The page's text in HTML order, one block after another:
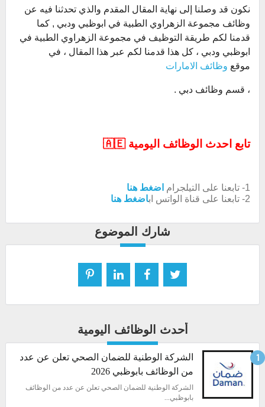
نكون قد وصلنا إلى نهاية المقال المقدم والذي تحدثنا فيه عن
وظائف مجموعة الزهراوي الطبية في ابوظبي ودبي , كما
قدمنا لكم طريقة التوظيف في مجموعة الزهراوي الطبية في
ابوظبي ودبي ، كل هذا قدمنا لكم عبر هذا المقال ، في
موقع وظائف الامارات
، قسم وظائف دبي .
تابع احدث الوظائف اليومية 🇦🇪
1- تابعنا على التيلجرام
اضغط هنا
2- تابعنا على قناة الواتس اب
اضغط هنا
شارك الموضوع
أحدث الوظائف اليومية
الشركة الوطنية للضمان الصحي تعلن عن عدد
من الوظائف بابوظبي 2026
الشركة الوطنية للضمان الصحي تعلن عن عدد من الوظائف
بابوظبي...